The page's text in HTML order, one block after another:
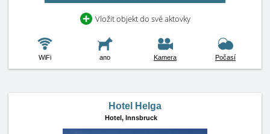
Vložit objekt do své aktovky
WiFi ano Kamera Počasí
Hotel Helga
Hotel, Innsbruck